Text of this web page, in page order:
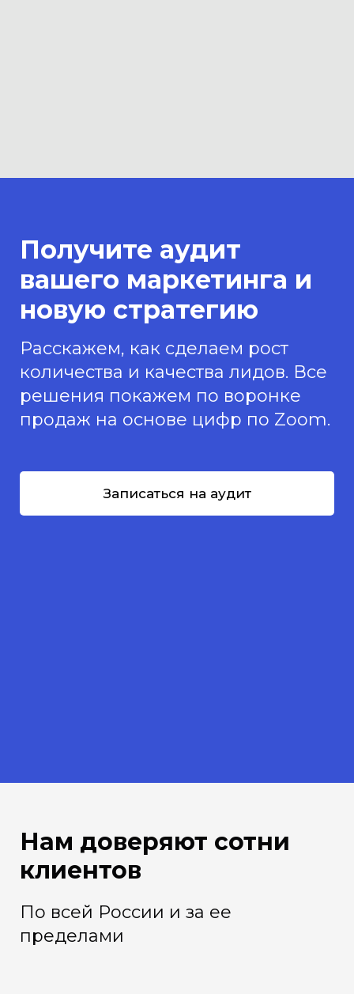
Получите аудит
вашего маркетинга и
новую стратегию
Расскажем, как сделаем рост
количества и качества лидов. Все
решения покажем по воронке
продаж на основе цифр по Zoom.
Записаться на аудит
Нам доверяют сотни
клиентов
По всей России и за ее
пределами